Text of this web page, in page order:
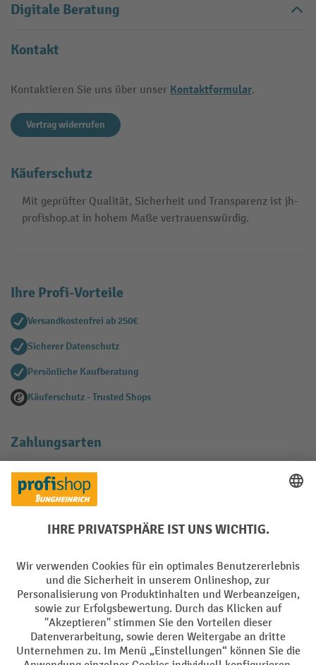
Digitale Beratung
Kontakt
Kontaktieren Sie uns über unser Kontaktformular.
Vertrag widerrufen
Käuferschutz
Mit geprüfter Qualität, Sicherheit und Transparenz ist jh-
profishop.at in hohem Maße vertrauenswürdig.
Ihre Profi-Vorteile
Versandkostenfrei ab 250€
Sicherer Datenschutz
Persönliche Kaufberatung
Käuferschutz - Trusted Shops
Zahlungsarten
Creditcard (Master)
Facebook
YouTube
LinkedIn
Instagram
AGB Impressum Datenschutz